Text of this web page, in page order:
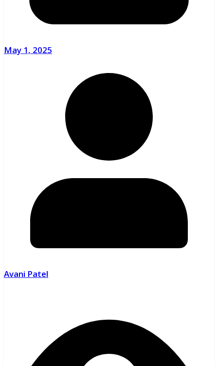
May 1, 2025
Avani Patel